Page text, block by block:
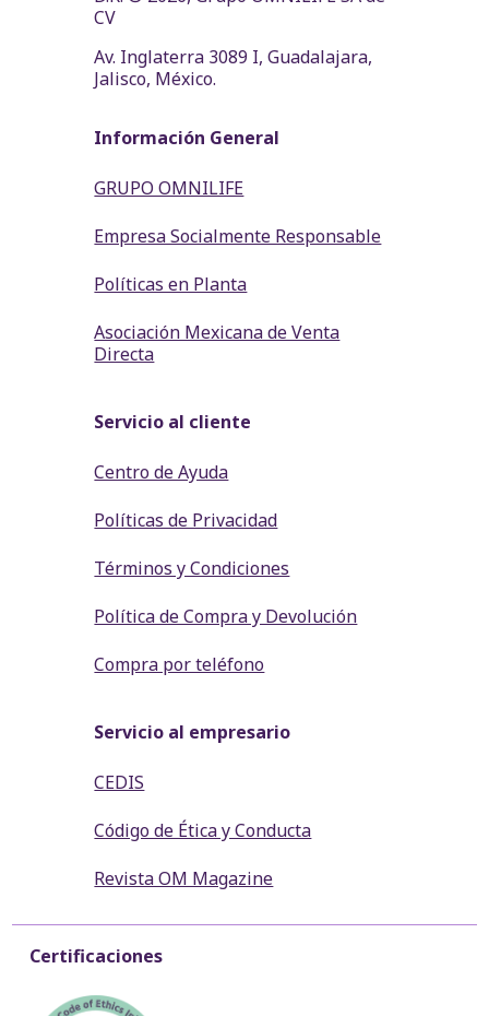
CV
Av. Inglaterra 3089 I, Guadalajara,
Jalisco, México.
Información General
GRUPO OMNILIFE
Empresa Socialmente Responsable
Políticas en Planta
Asociación Mexicana de Venta
Directa
Servicio al cliente
Centro de Ayuda
Políticas de Privacidad
Términos y Condiciones
Política de Compra y Devolución
Compra por teléfono
Servicio al empresario
CEDIS
Código de Ética y Conducta
Revista OM Magazine
Certificaciones